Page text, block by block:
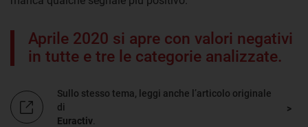
Aprile 2020 si apre con valori negativi
in tutte e tre le categorie analizzate.
Sullo stesso tema, leggi anche l’articolo originale
di
Euractiv